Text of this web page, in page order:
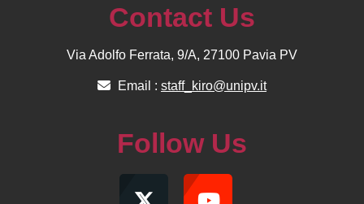
Contact Us
Via Adolfo Ferrata, 9/A, 27100 Pavia PV
Email : staff_kiro@unipv.it
Follow Us